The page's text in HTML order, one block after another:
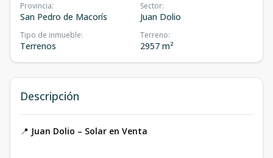
Provincia:
San Pedro de Macorís
Sector:
Juan Dolio
Tipo de inmueble:
Terrenos
Terreno:
2957 m²
Descripción
📍 Juan Dolio – Solar en Venta